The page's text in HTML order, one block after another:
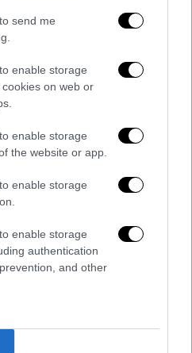
send me
enable storage
on web or
enable storage
the website or app.
enable storage
enable storage
authentication
and other